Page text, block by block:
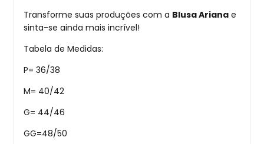
Transforme suas produções com a Blusa Ariana e
sinta-se ainda mais incrível!
Tabela de Medidas:
P= 36/38
M= 40/42
G= 44/46
GG=48/50